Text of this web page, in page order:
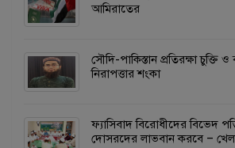
আমিরাতের
সৌদি-পাকিস্তান প্রতিরক্ষা চুক্তি
নিরাপত্তার শংকা
ফ্যাসিবাদ বিরোধীদের বিভেদ
দোসরদের লাভবান করবে –